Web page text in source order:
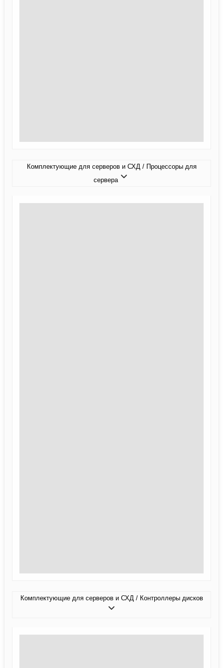
Комплектующие для серверов и СХД / Процессоры для
сервера
Комплектующие для серверов и СХД / Контроллеры дисков